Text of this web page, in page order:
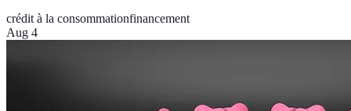
crédit à la consommationfinancement
Aug 4